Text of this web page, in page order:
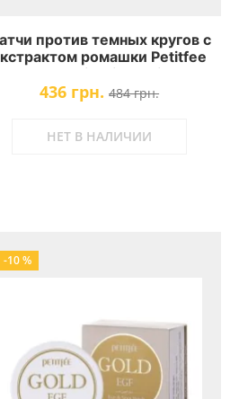
против темных кругов с
ромашки Petitfee
Chamomile Lightening
Hydrogel Eye Mask
436 грн. 484 грн.
НЕТ В НАЛИЧИИ
-10 %